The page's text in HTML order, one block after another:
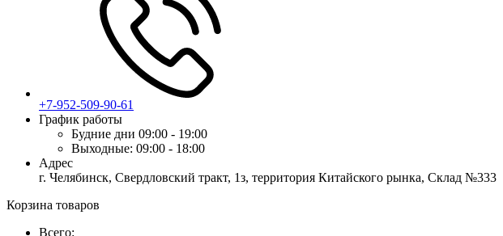
+7-952-509-90-61
График работы
Будние дни 09:00 - 19:00
Выходные: 09:00 - 18:00
Адрес
г. Челябинск, Свердловский тракт, 1з, территория Китайского рынка, Склад №333
Корзина товаров
Всего: